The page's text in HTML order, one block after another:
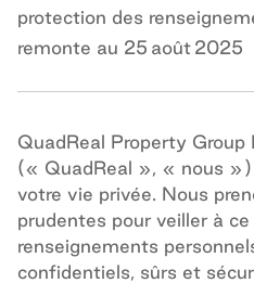
protection des
remonte au 25 août 2025
QuadReal Property
(« QuadReal », « nous »
votre vie privée. Nous
prudentes pour veiller à ce
renseignements
confidentiels, sûrs et